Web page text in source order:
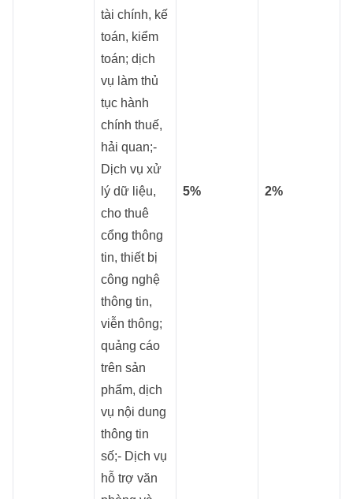
tài chính, kế
toán, kiểm
toán; dịch
vụ làm thủ
tục hành
chính thuế,
hải quan;-
Dịch vụ xử
lý dữ liệu,
cho thuê
cổng thông
tin, thiết bị
công nghệ
thông tin,
viễn thông;
quảng cáo
trên sản
phẩm, dịch
vụ nội dung
thông tin
số;- Dịch vụ
hỗ trợ văn
5% 2%